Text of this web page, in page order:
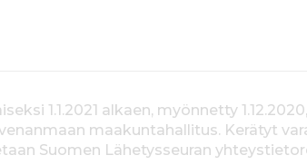
1.1.2021 alkaen, myönnetty
maakuntahallitus. Kerätyt
Suomen Lähetysseuran